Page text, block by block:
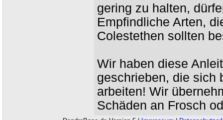
gering zu halten,
Empfindliche Arten,
Colestethen sollten
Wir haben diese
geschrieben, die sich
arbeiten! Wir
Schäden an Frosch